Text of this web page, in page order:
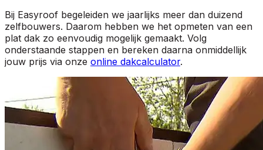
Bij Easyroof begeleiden we jaarlijks meer dan duizend
zelfbouwers. Daarom hebben we het opmeten van een
plat dak zo eenvoudig mogelijk gemaakt. Volg
onderstaande stappen en bereken daarna onmiddellijk
jouw prijs via onze online dakcalculator.